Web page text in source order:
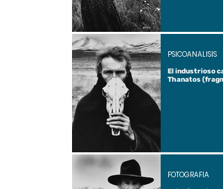
El industrioso
Thanatos
PSICOANÁLISIS
FOTOGRAFÍA